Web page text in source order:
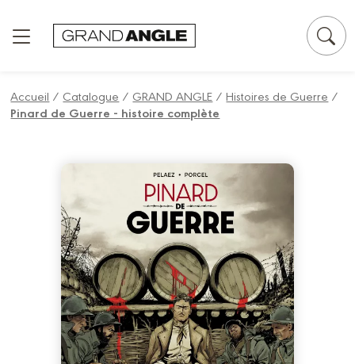
Accueil / Catalogue / GRAND ANGLE /Histoires de Guerre /
Pinard de Guerre - histoire complète